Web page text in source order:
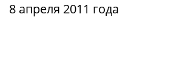
8 апреля 2011 года